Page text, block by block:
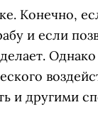
Конечно,
и если
и другими